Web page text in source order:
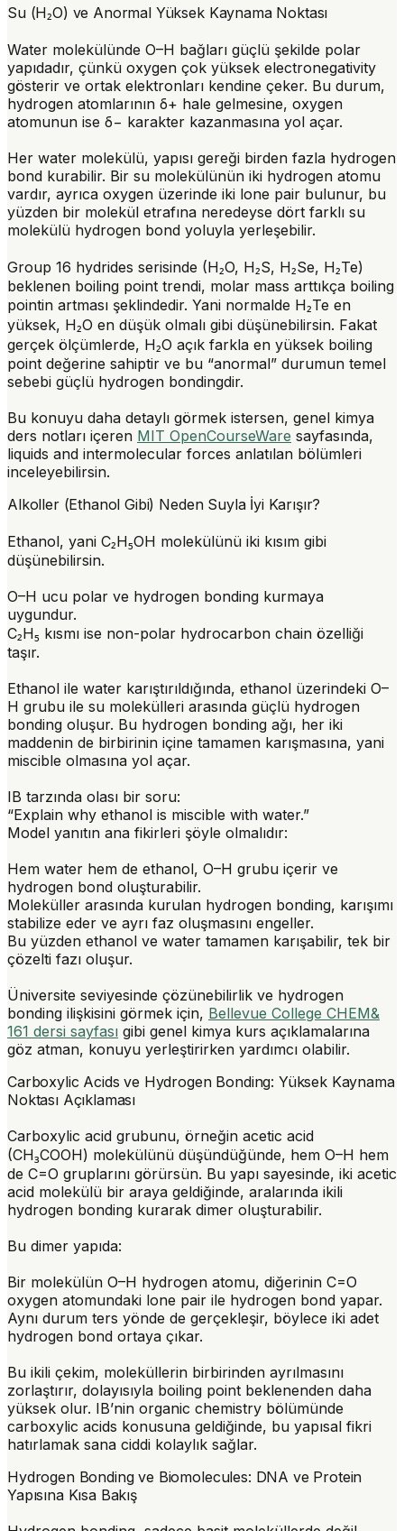
Su (H₂O) ve Anormal Yüksek Kaynama Noktası
Water molekülünde O–H bağları güçlü şekilde polar
yapıdadır, çünkü oxygen çok yüksek electronegativity
gösterir ve ortak elektronları kendine çeker. Bu durum,
hydrogen atomlarının δ+ hale gelmesine, oxygen
atomunun ise δ− karakter kazanmasına yol açar.
Her water molekülü, yapısı gereği birden fazla hydrogen
bond kurabilir. Bir su molekülünün iki hydrogen atomu
vardır, ayrıca oxygen üzerinde iki lone pair bulunur, bu
yüzden bir molekül etrafına neredeyse dört farklı su
molekülü hydrogen bond yoluyla yerleşebilir.
Group 16 hydrides serisinde (H₂O, H₂S, H₂Se, H₂Te)
beklenen boiling point trendi, molar mass arttıkça boiling
pointin artması şeklindedir. Yani normalde H₂Te en
yüksek, H₂O en düşük olmalı gibi düşünebilirsin. Fakat
gerçek ölçümlerde, H₂O açık farkla en yüksek boiling
point değerine sahiptir ve bu “anormal” durumun temel
sebebi güçlü hydrogen bondingdir.
Bu konuyu daha detaylı görmek istersen, genel kimya
ders notları içeren MIT OpenCourseWare sayfasında,
liquids and intermolecular forces anlatılan bölümleri
inceleyebilirsin.
Alkoller (Ethanol Gibi) Neden Suyla İyi Karışır?
Ethanol, yani C₂H₅OH molekülünü iki kısım gibi
düşünebilirsin.
O–H ucu polar ve hydrogen bonding kurmaya
uygundur.
C₂H₅ kısmı ise non-polar hydrocarbon chain özelliği
taşır.
Ethanol ile water karıştırıldığında, ethanol üzerindeki O–
H grubu ile su molekülleri arasında güçlü hydrogen
bonding oluşur. Bu hydrogen bonding ağı, her iki
maddenin de birbirinin içine tamamen karışmasına, yani
miscible olmasına yol açar.
IB tarzında olası bir soru:
“Explain why ethanol is miscible with water.”
Model yanıtın ana fikirleri şöyle olmalıdır:
Hem water hem de ethanol, O–H grubu içerir ve
hydrogen bond oluşturabilir.
Moleküller arasında kurulan hydrogen bonding, karışımı
stabilize eder ve ayrı faz oluşmasını engeller.
Bu yüzden ethanol ve water tamamen karışabilir, tek bir
çözelti fazı oluşur.
Üniversite seviyesinde çözünebilirlik ve hydrogen
bonding ilişkisini görmek için, Bellevue College CHEM&
161 dersi sayfası gibi genel kimya kurs açıklamalarına
göz atman, konuyu yerleştirirken yardımcı olabilir.
Carboxylic Acids ve Hydrogen Bonding: Yüksek Kaynama
Noktası Açıklaması
Carboxylic acid grubunu, örneğin acetic acid
(CH₃COOH) molekülünü düşündüğünde, hem O–H hem
de C=O gruplarını görürsün. Bu yapı sayesinde, iki acetic
acid molekülü bir araya geldiğinde, aralarında ikili
hydrogen bonding kurarak dimer oluşturabilir.
Bu dimer yapıda:
Bir molekülün O–H hydrogen atomu, diğerinin C=O
oxygen atomundaki lone pair ile hydrogen bond yapar.
Aynı durum ters yönde de gerçekleşir, böylece iki adet
hydrogen bond ortaya çıkar.
Bu ikili çekim, moleküllerin birbirinden ayrılmasını
zorlaştırır, dolayısıyla boiling point beklenenden daha
yüksek olur. IB’nin organic chemistry bölümünde
carboxylic acids konusuna geldiğinde, bu yapısal fikri
hatırlamak sana ciddi kolaylık sağlar.
Hydrogen Bonding ve Biomolecules: DNA ve Protein
Yapısına Kısa Bakış